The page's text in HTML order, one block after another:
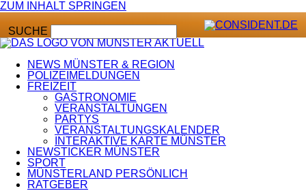
ZUM INHALT SPRINGEN
SUCHE
NEWS MÜNSTER & REGION
POLIZEIMELDUNGEN
FREIZEIT
GASTRONOMIE
VERANSTALTUNGEN
PARTYS
VERANSTALTUNGSKALENDER
INTERAKTIVE KARTE MÜNSTER
NEWSTICKER MÜNSTER
SPORT
MÜNSTERLAND PERSÖNLICH
RATGEBER